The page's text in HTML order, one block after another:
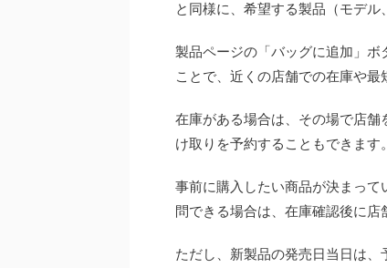
と同様に、希望する製品（モデル
製品ページの「バッグに追加」
ことで、近くの店舗での在庫や最
在庫がある場合は、その場で店
け取りを予約することもできます。
事前に購入したい商品が決まっ
問できる場合は、在庫確認後に店
ただし、新製品の発売日当日は